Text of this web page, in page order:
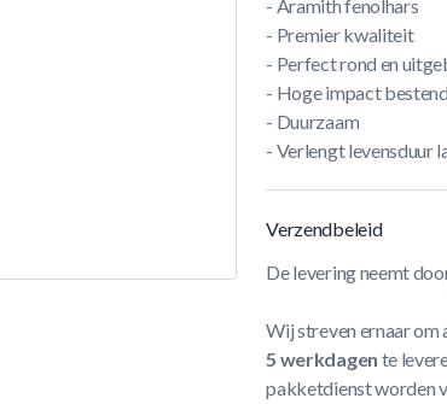
- Aramith fenolhars
- Premier kwaliteit
- Perfect rond en
- Hoge impact
- Duurzaam
- Verlengt levensduur
Verzendbeleid
De levering neemt
Wij streven ernaar om
5 werkdagen te
pakketdienst worden